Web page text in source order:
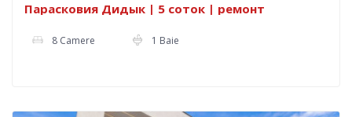
Парасковия Дидык | 5 соток | ремонт
8 Camere 1 Baie